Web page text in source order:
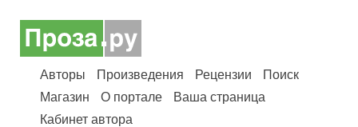
Авторы Произведения Рецензии
Поиск
Магазин
О портале
Ваша страница
Кабинет автора